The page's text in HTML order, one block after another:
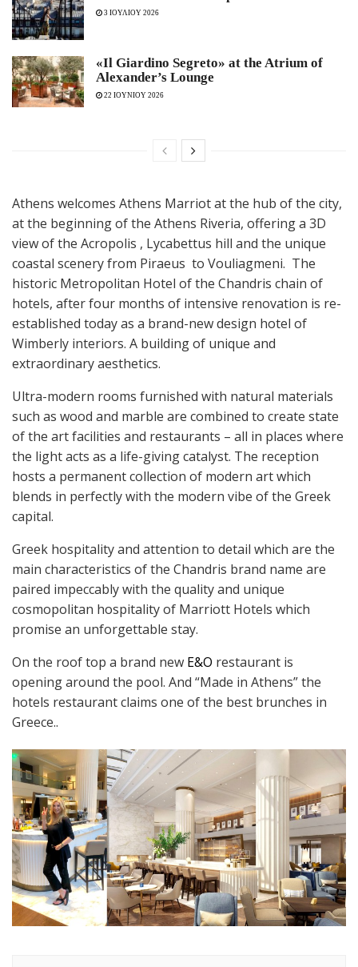
3 ΙΟΥΛΙΟΥ 2026
«Il Giardino Segreto» at the Atrium of
Alexander’s Lounge
22 ΙΟΥΝΙΟΥ 2026
Athens welcomes Athens Marriot at the hub of the city,
at the beginning of the Athens Riveria, offering a 3D
view of the Acropolis , Lycabettus hill and the unique
coastal scenery from Piraeus to Vouliagmeni. The
historic Metropolitan Hotel of the Chandris chain of
hotels, after four months of intensive renovation is re-
established today as a brand-new design hotel of
Wimberly interiors. A building of unique and
extraordinary aesthetics.
Ultra-modern rooms furnished with natural materials
such as wood and marble are combined to create state
of the art facilities and restaurants – all in places where
the light acts as a life-giving catalyst. The reception
hosts a permanent collection of modern art which
blends in perfectly with the modern vibe of the Greek
capital.
Greek hospitality and attention to detail which are the
main characteristics of the Chandris brand name are
paired impeccably with the quality and unique
cosmopolitan hospitality of Marriott Hotels which
promise an unforgettable stay.
On the roof top a brand new E&O restaurant is
opening around the pool. And “Made in Athens” the
hotels restaurant claims one of the best brunches in
Greece..